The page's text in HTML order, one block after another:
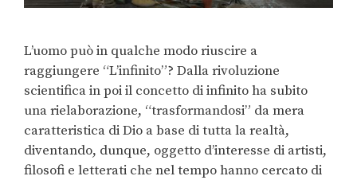
L’uomo può in qualche modo riuscire a
raggiungere “L’infinito”? Dalla rivoluzione
scientifica in poi il concetto di infinito ha subito
una rielaborazione, “trasformandosi” da mera
caratteristica di Dio a base di tutta la realtà,
diventando, dunque, oggetto d’interesse di artisti,
filosofi e letterati che nel tempo hanno cercato di